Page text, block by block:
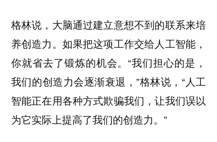
格林说，大脑通过建立意想不到的联系来培
养创造力。如果把这项工作交给人工智能，
你就省去了锻炼的机会。“我们担心的是，
我们的创造力会逐渐衰退，”格林说，“人工
智能正在用各种方式欺骗我们，让我们误以
为它实际上提高了我们的创造力。”